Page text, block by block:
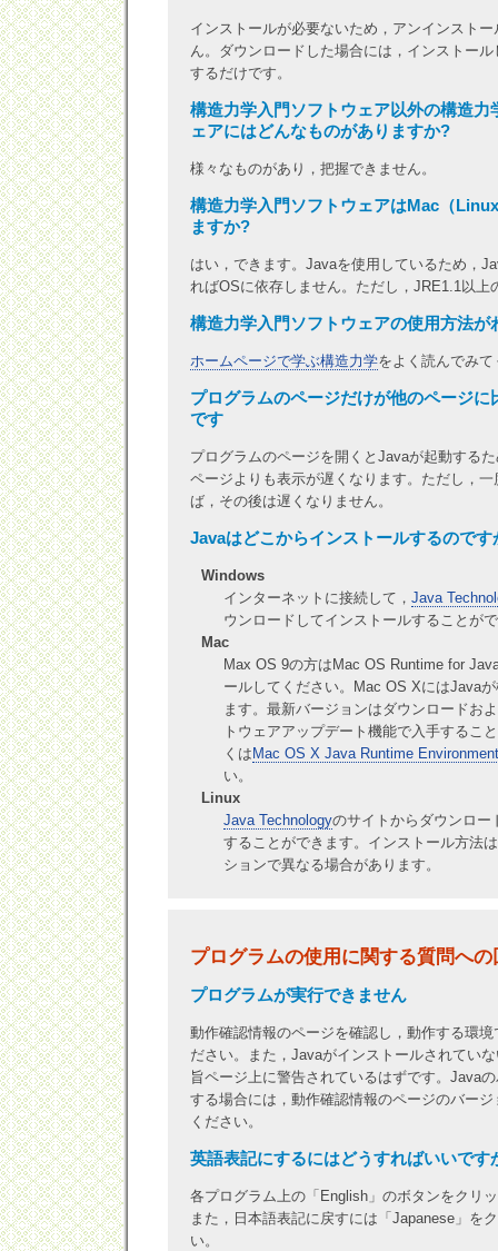
インストールが必要ないため，アンインスト
ん。ダウンロードした場合には，インストー
するだけです。
構造力学入門ソフトウェア以外の構造力
ェアにはどんなものがありますか?
様々なものがあり，把握できません。
構造力学入門ソフトウェアはMac（
ますか?
はい，できます。Javaを使用しているため，
ればOSに依存しません。ただし，JRE1.1以上
構造力学入門ソフトウェアの使用方法が
ホームページで学ぶ構造力学をよく読んでみて
プログラムのページだけが他のページに
です
プログラムのページを開くとJavaが起動する
ページよりも表示が遅くなります。ただし，
ば，その後は遅くなりません。
Javaはどこからインストールするのです
Windows
インターネットに接続して， Java
ウンロードしてインストールすることが
Mac
Max OS 9の方はMac OS Runtime for
ールしてください。Mac OS XにはJava
ます。最新バージョンはダウンロードお
トウェアアップデート機能で入手するこ
くは Mac OS X Java Runtime Environment
い。
Linux
Java Technologyのサイトからダウンロー
することができます。インストール方法
ションで異なる場合があります。
プログラムの使用に関する質問への
プログラムが実行できません
動作確認情報のページを確認し，動作する環
ださい。また，Javaがインストールされてい
旨ページ上に警告されているはずです。Java
する場合には，動作確認情報のページのバー
ください。
英語表記にするにはどうすればいいです
各プログラム上の「English」のボタンをクリ
また，日本語表記に戻すには「Japanese」を
い。